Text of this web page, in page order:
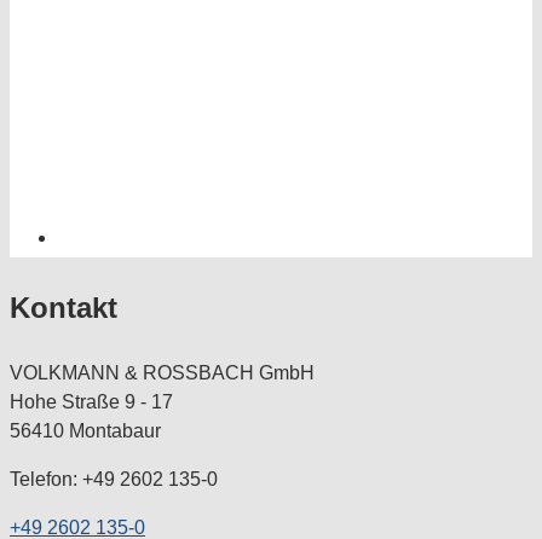
Kontakt
VOLKMANN & ROSSBACH GmbH
Hohe Straße 9 - 17
56410 Montabaur
Telefon: +49 2602 135-0
+49 2602 135-0